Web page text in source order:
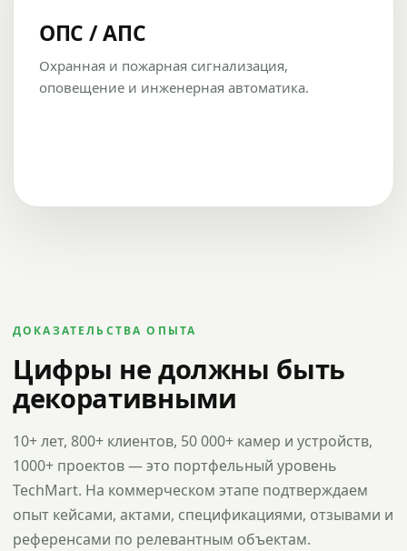
ОПС / АПС
Охранная и пожарная сигнализация,
оповещение и инженерная автоматика.
ДОКАЗАТЕЛЬСТВА ОПЫТА
Цифры не должны быть
декоративными
10+ лет, 800+ клиентов, 50 000+ камер и устройств,
1000+ проектов — это портфельный уровень
TechMart. На коммерческом этапе подтверждаем
опыт кейсами, актами, спецификациями, отзывами и
референсами по релевантным объектам.